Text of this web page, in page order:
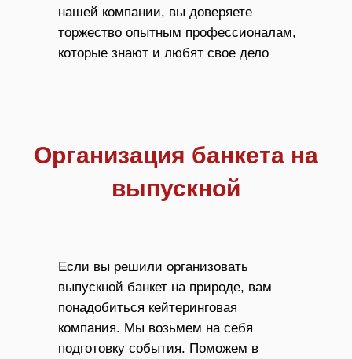
нашей компании, вы доверяете
торжество опытным профессионалам,
которые знают и любят свое дело
Организация банкета на
выпускной
Если вы решили организовать
выпускной банкет на природе, вам
понадобиться кейтеринговая
компания. Мы возьмем на себя
подготовку события. Поможем в